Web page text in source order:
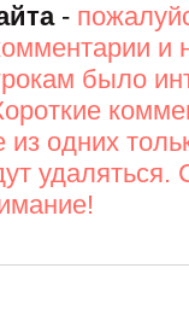
-
и
было
одних
удаляться.